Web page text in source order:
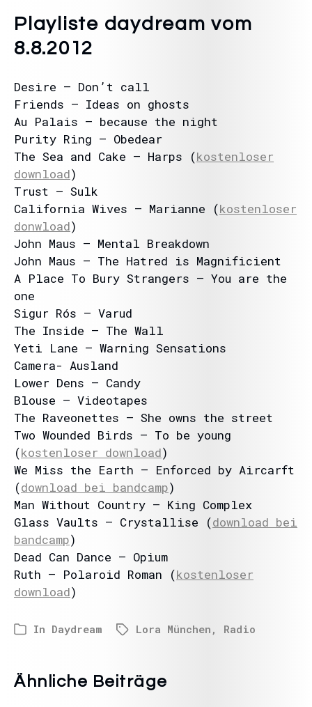
Playliste daydream vom
8.8.2012
Desire – Don’t call
Friends – Ideas on ghosts
Au Palais – because the night
Purity Ring – Obedear
The Sea and Cake – Harps (kostenloser
download)
Trust – Sulk
California Wives – Marianne (kostenloser
donwload)
John Maus – Mental Breakdown
John Maus – The Hatred is Magnificient
A Place To Bury Strangers – You are the
one
Sigur Rós – Varud
The Inside – The Wall
Yeti Lane – Warning Sensations
Camera- Ausland
Lower Dens – Candy
Blouse – Videotapes
The Raveonettes – She owns the street
Two Wounded Birds – To be young
(kostenloser download)
We Miss the Earth – Enforced by Aircarft
(download bei bandcamp)
Man Without Country – King Complex
Glass Vaults – Crystallise (download bei
bandcamp)
Dead Can Dance – Opium
Ruth – Polaroid Roman (kostenloser
download)
In Daydream Lora München , Radio
Ähnliche Beiträge